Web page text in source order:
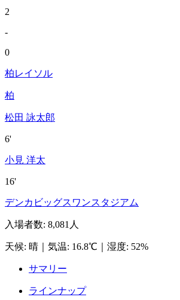
2
-
0
柏レイソル
柏
松田 詠太郎
6'
小見 洋太
16'
デンカビッグスワンスタジアム
入場者数: 8,081人
天候: 晴 気温: 16.8℃ 湿度: 52%
サマリー
ラインナップ